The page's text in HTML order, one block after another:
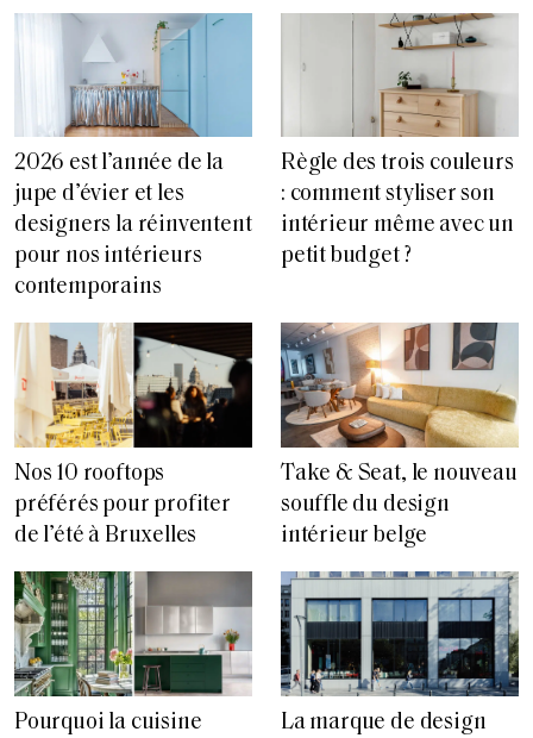
2026 est l’année de la
jupe d’évier et les
designers la réinventent
pour nos intérieurs
contemporains
Règle des trois couleurs
: comment styliser son
intérieur même avec un
petit budget ?
Nos 10 rooftops
préférés pour profiter
de l’été à Bruxelles
Take & Seat, le nouveau
souffle du design
intérieur belge
Pourquoi la cuisine
La marque de design